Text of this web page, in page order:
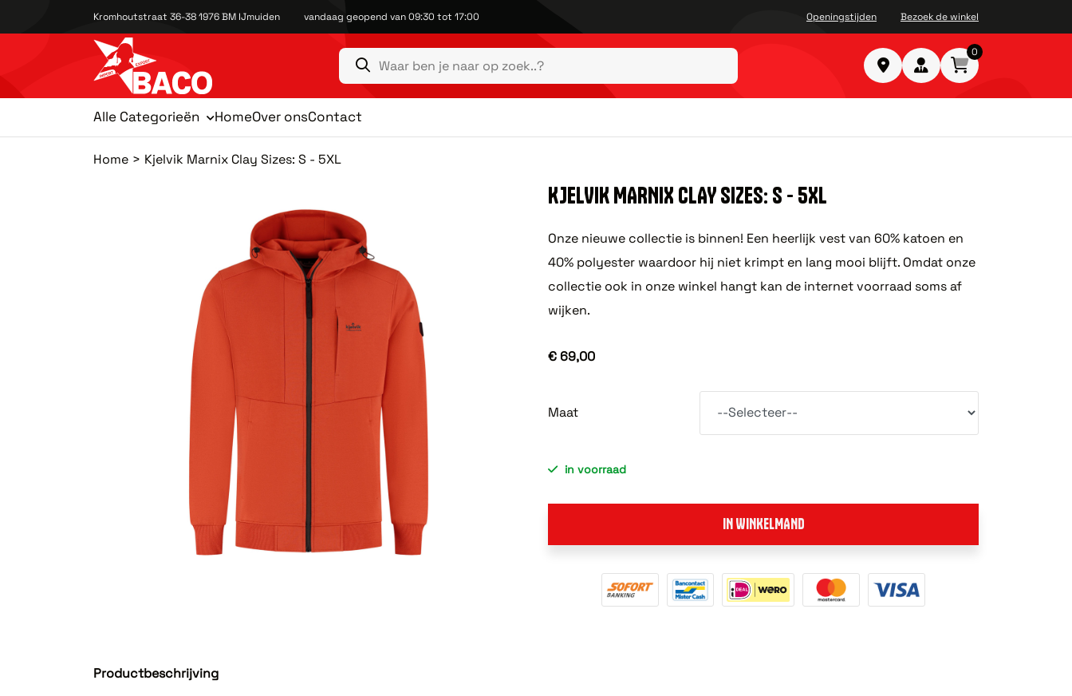
Kromhoutstraat 36-38 1976 BM IJmuiden vandaag geopend van 09:30 tot 17:00 Openingstijden Bezoek de winkel
0
Alle Categorieën HomeOver onsContact
Home Kjelvik Marnix Clay Sizes: S - 5XL
KJELVIK MARNIX CLAY SIZES: S - 5XL
Onze nieuwe collectie is binnen! Een heerlijk vest van 60% katoen en
40% polyester waardoor hij niet krimpt en lang mooi blijft. Omdat onze
collectie ook in onze winkel hangt kan de internet voorraad soms af
wijken.
€ 69,00
Maat
in voorraad
IN WINKELMAND
Productbeschrijving